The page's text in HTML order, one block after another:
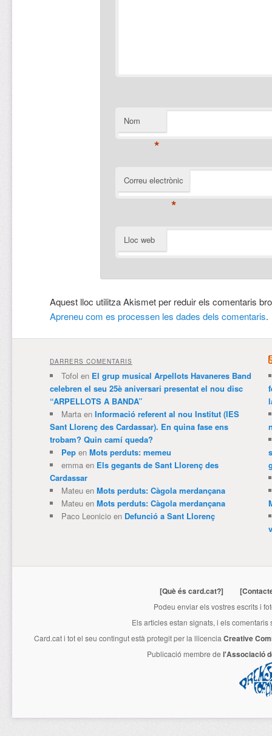
Nom
*
Correu electrònic
*
Lloc web
Aquest lloc utilitza Akismet per reduir els comentaris
Apreneu com es processen les dades dels comentaris.
DARRERS COMENTARIS
Tofol en El grup musical Arpellots Havaneres Band
celebren el seu 25è aniversari presentat el nou disc
“ARPELLOTS A BANDA”
Martaen Informació referent al nou Institut (IES
Sant Llorenç des Cardassar). En quina fase ens
trobam? Quin camí queda?
Pepen Mots perduts: memeu
emmaen Els gegants de Sant Llorenç des
Cardassar
Mateuen Mots perduts: Càgola merdançana
Mateuen Mots perduts: Càgola merdançana
Paco Leonicioen Defunció a Sant Llorenç
[Què és card.cat?]
Podeu enviar els vostres escrits i
Els articles estan signats, i els
Card.cati tot el seu contingut està protegit per la llicencia Creative
Publicació membre de l'Associació